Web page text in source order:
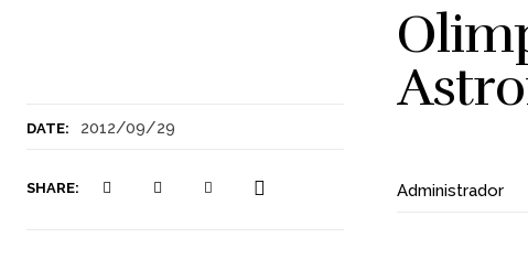
DATE: 2012/09/29
SHARE: Administrador